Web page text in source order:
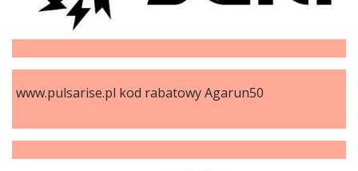
www.pulsarise.pl kod rabatowy Agarun50